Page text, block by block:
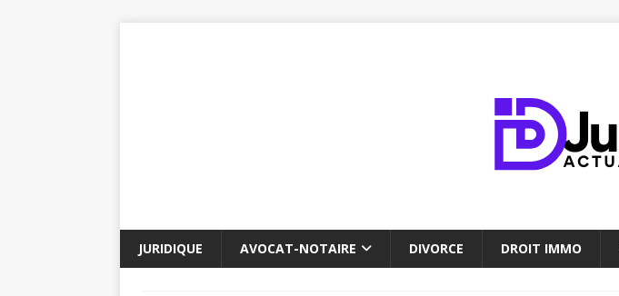
JURIDIQUE AVOCAT-NOTAIRE DIVORCE DROIT IMMO